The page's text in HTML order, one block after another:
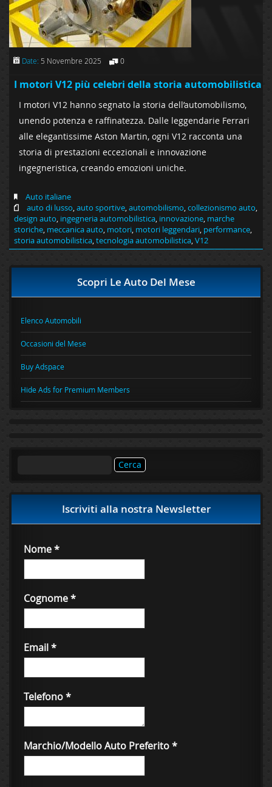
Date: 5 Novembre 2025 0
I motori V12 più celebri della storia automobilistica
I motori V12 hanno segnato la storia dell’automobilismo,
unendo potenza e raffinatezza. Dalle leggendarie Ferrari
alle elegantissime Aston Martin, ogni V12 racconta una
storia di prestazioni eccezionali e innovazione
ingegneristica, creando emozioni uniche.
Auto italiane
auto di lusso,auto sportive,automobilismo,collezionismo auto,
design auto, ingegneria automobilistica, innovazione, marche
storiche, meccanica auto, motori, motori leggendari, performance,
storia automobilistica,tecnologia automobilistica,V12
Scopri Le Auto Del Mese
Elenco Automobili
Occasioni del Mese
Buy Adspace
Hide Ads for Premium Members
Iscriviti alla nostra Newsletter
Nome*
Cognome*
Email*
Telefono*
Marchio/Modello Auto Preferito*